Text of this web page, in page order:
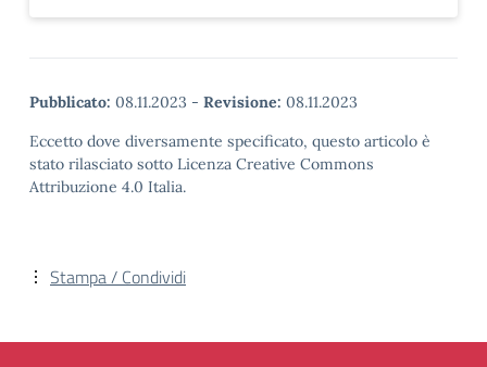
Pubblicato: 08.11.2023 - Revisione: 08.11.2023
Eccetto dove diversamente specificato, questo articolo è
stato rilasciato sotto Licenza Creative Commons
Attribuzione 4.0 Italia.
Stampa / Condividi